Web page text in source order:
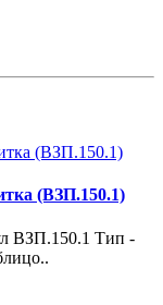
(ВЗП.150.1)
ВЗП.150.1 Тип -